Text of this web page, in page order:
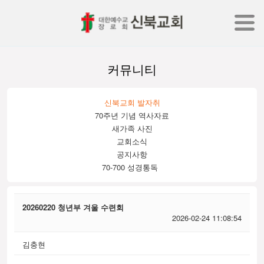
커뮤니티
신북교회 발자취
70주년 기념 역사자료
새가족 사진
교회소식
공지사항
70-700 성경통독
20260220 청년부 겨울 수련회
2026-02-24 11:08:54
김충현